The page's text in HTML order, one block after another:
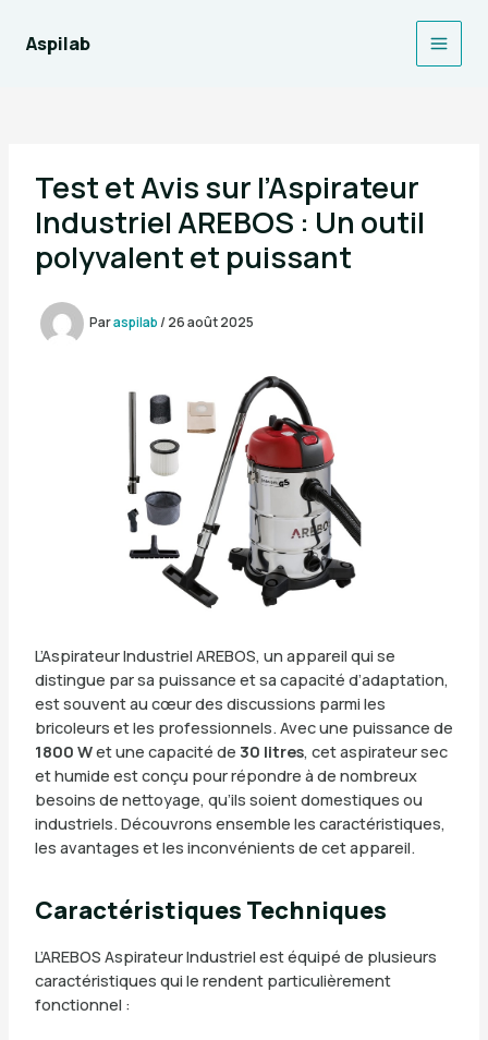
contenu
Aspilab
Main
Test et Avis sur l’Aspirateur
Industriel AREBOS : Un outil
polyvalent et puissant
Paraspilab/ 26 août 2025
L’Aspirateur Industriel AREBOS, un appareil qui se
distingue par sa puissance et sa capacité d’adaptation,
est souvent au cœur des discussions parmi les
bricoleurs et les professionnels. Avec une puissance de
1800 Wet une capacité de 30 litres, cet aspirateur sec
et humide est conçu pour répondre à de nombreux
besoins de nettoyage, qu’ils soient domestiques ou
industriels. Découvrons ensemble les caractéristiques,
les avantages et les inconvénients de cet appareil.
Caractéristiques Techniques
L’AREBOS Aspirateur Industriel est équipé de plusieurs
caractéristiques qui le rendent particulièrement
fonctionnel :